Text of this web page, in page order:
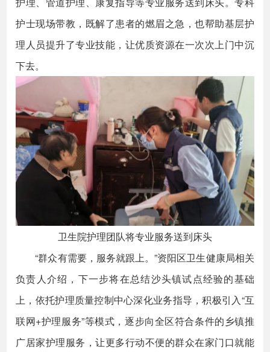
护士现场带教，既解了患者的燃眉之急，也帮助基层护
理人员提升了专业技能，让优质资源在一次次上门中沉
下去。
卫生院护理团队将专业服务送到床头
“群众有需要，服务就跟上。”资阳区卫生健康局相关
负责人介绍，下一步将在总结沙头镇试点经验的基础
上，依托护理质量控制中心深化业务指导，积极引入“互
联网+护理服务”等模式，逐步向全区符合条件的乡镇推
广居家护理服务，让更多行动不便的群众在家门口就能